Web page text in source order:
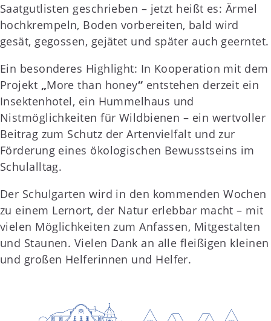
Saatgutlisten geschrieben – jetzt heißt es: Ärmel
hochkrempeln, Boden vorbereiten, bald wird
gesät, gegossen, gejätet und später auch geerntet.
Ein besonderes Highlight: In Kooperation mit dem
Projekt „More than honey“ entstehen derzeit ein
Insektenhotel, ein Hummelhaus und
Nistmöglichkeiten für Wildbienen – ein wertvoller
Beitrag zum Schutz der Artenvielfalt und zur
Förderung eines ökologischen Bewusstseins im
Schulalltag.
Der Schulgarten wird in den kommenden Wochen
zu einem Lernort, der Natur erlebbar macht – mit
vielen Möglichkeiten zum Anfassen, Mitgestalten
und Staunen. Vielen Dank an alle fleißigen kleinen
und großen Helferinnen und Helfer.